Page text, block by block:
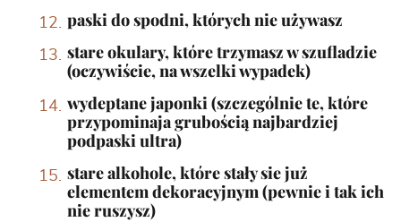
paski do spodni, których nie używasz
stare okulary, które trzymasz w szufladzie
(oczywiście, na wszelki wypadek)
wydeptane japonki (szczególnie te, które
przypominaja grubością najbardziej
podpaski ultra)
stare alkohole, które stały sie już
elementem dekoracyjnym (pewnie i tak ich
nie ruszysz)